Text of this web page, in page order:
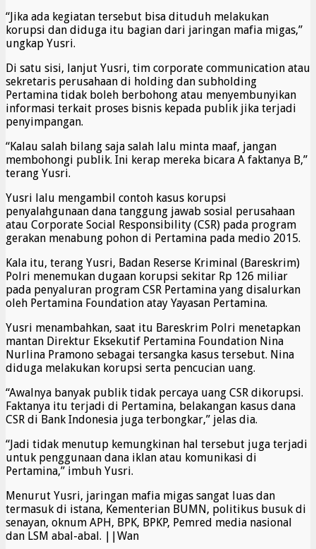
“Jika ada kegiatan tersebut bisa dituduh melakukan
korupsi dan diduga itu bagian dari jaringan mafia migas,”
ungkap Yusri.
Di satu sisi, lanjut Yusri, tim corporate communication atau
sekretaris perusahaan di holding dan subholding
Pertamina tidak boleh berbohong atau menyembunyikan
informasi terkait proses bisnis kepada publik jika terjadi
penyimpangan.
“Kalau salah bilang saja salah lalu minta maaf, jangan
membohongi publik. Ini kerap mereka bicara A faktanya B,”
terang Yusri.
Yusri lalu mengambil contoh kasus korupsi
penyalahgunaan dana tanggung jawab sosial perusahaan
atau Corporate Social Responsibility (CSR) pada program
gerakan menabung pohon di Pertamina pada medio 2015.
Kala itu, terang Yusri, Badan Reserse Kriminal (Bareskrim)
Polri menemukan dugaan korupsi sekitar Rp 126 miliar
pada penyaluran program CSR Pertamina yang disalurkan
oleh Pertamina Foundation atay Yayasan Pertamina.
Yusri menambahkan, saat itu Bareskrim Polri menetapkan
mantan Direktur Eksekutif Pertamina Foundation Nina
Nurlina Pramono sebagai tersangka kasus tersebut. Nina
diduga melakukan korupsi serta pencucian uang.
“Awalnya banyak publik tidak percaya uang CSR dikorupsi.
Faktanya itu terjadi di Pertamina, belakangan kasus dana
CSR di Bank Indonesia juga terbongkar,” jelas dia.
“Jadi tidak menutup kemungkinan hal tersebut juga terjadi
untuk penggunaan dana iklan atau komunikasi di
Pertamina,” imbuh Yusri.
Menurut Yusri, jaringan mafia migas sangat luas dan
termasuk di istana, Kementerian BUMN, politikus busuk di
senayan, oknum APH, BPK, BPKP, Pemred media nasional
dan LSM abal-abal. ||Wan